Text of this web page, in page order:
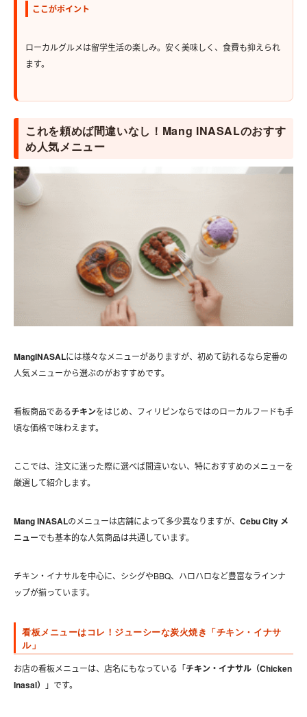
ここがポイント
ローカルグルメは留学生活の楽しみ。安く美味しく、食費も抑えられ
ます。
これを頼めば間違いなし！Mang INASALのおすす
め人気メニュー
MangINASALには様々なメニューがありますが、初めて訪れるなら定番の
人気メニューから選ぶのがおすすめです。
看板商品であるチキンをはじめ、フィリピンならではのローカルフードも手
頃な価格で味わえます。
ここでは、注文に迷った際に選べば間違いない、特におすすめのメニューを
厳選して紹介します。
Mang INASALのメニューは店舗によって多少異なりますが、 Cebu City メ
ニューでも基本的な人気商品は共通しています。
チキン・イナサルを中心に、シシグやBBQ、ハロハロなど豊富なラインナ
ップが揃っています。
看板メニューはコレ！ジューシーな炭火焼き「チキン・イナサ
ル」
お店の看板メニューは、店名にもなっている「チキン・イナサル（Chicken
Inasal）
」です。